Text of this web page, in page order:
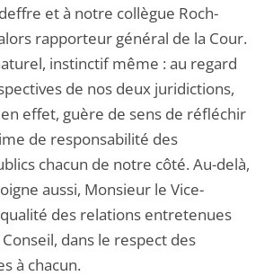
et à notre collègue Roch-
rapporteur général de la Cour.
instinctif même : au regard
de nos deux juridictions,
en effet, guère de sens de réfléchir
de responsabilité des
chacun de notre côté. Au-delà,
aussi, Monsieur le Vice-
des relations entretenues
dans le respect des
à chacun.